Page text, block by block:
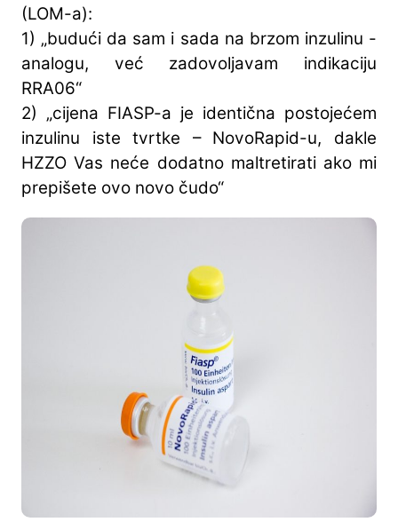
(LOM-a):
1) „budući da sam i sada na brzom inzulinu -
analogu, već zadovoljavam indikaciju
RRA06“
2) „cijena FIASP-a je identična postojećem
inzulinu iste tvrtke – NovoRapid-u, dakle
HZZO Vas neće dodatno maltretirati ako mi
prepišete ovo novo čudo“